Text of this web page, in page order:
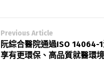
Previous Article
阮綜合醫院通過ISO 14064-
享有更環保、高品質就醫環